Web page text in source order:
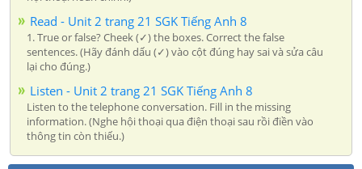
Read - Unit 2 trang 21 SGK Tiếng Anh 8
1. True or false? Cheek (✓) the boxes. Correct the false
sentences. (Hãy đánh dấu (✓) vào cột đúng hay sai và sửa câu
lại cho đúng.)
Listen - Unit 2 trang 21 SGK Tiếng Anh 8
Listen to the telephone conversation. Fill in the missing
information. (Nghe hội thoại qua điện thoại sau rồi điền vào
thông tin còn thiếu.)